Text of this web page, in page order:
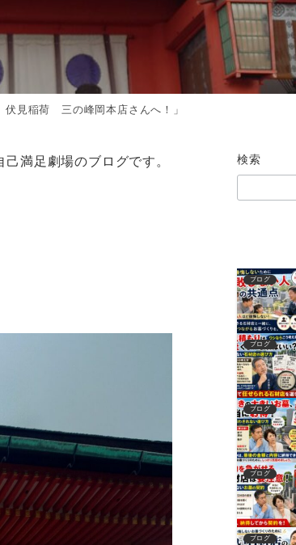
伏見稲荷 三の峰岡本店さんへ！」
足劇場のブログです。 検索
ブログ
ブログ
ブログ
ブログ
ブログ